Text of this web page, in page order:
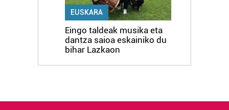
EUSKARA
Eingo taldeak musika eta
dantza saioa eskainiko du
bihar Lazkaon